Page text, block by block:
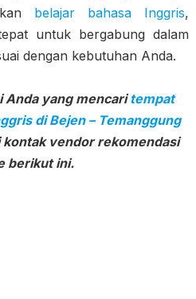
belajar bahasa Inggris,
untuk bergabung dalam
dengan kebutuhan Anda.
Anda yang mencaritempat
di Bejen – Temanggung
vendor rekomendasi
berikut ini.